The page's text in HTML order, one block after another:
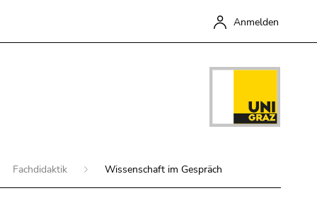
Anmelden
Fachdidaktik Wissenschaft im Gespräch